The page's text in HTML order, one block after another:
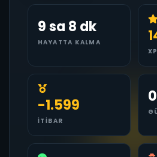
9 sa 8 dk
HAYATTA KALMA
XP
-1.599
İTIBAR
0